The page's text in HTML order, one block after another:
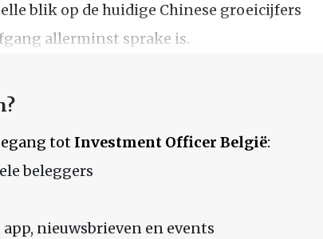
blik op de huidige Chinese groeicijfers
allerminst sprake is.
tot Investment Officer België:
beleggers
nieuwsbrieven en events